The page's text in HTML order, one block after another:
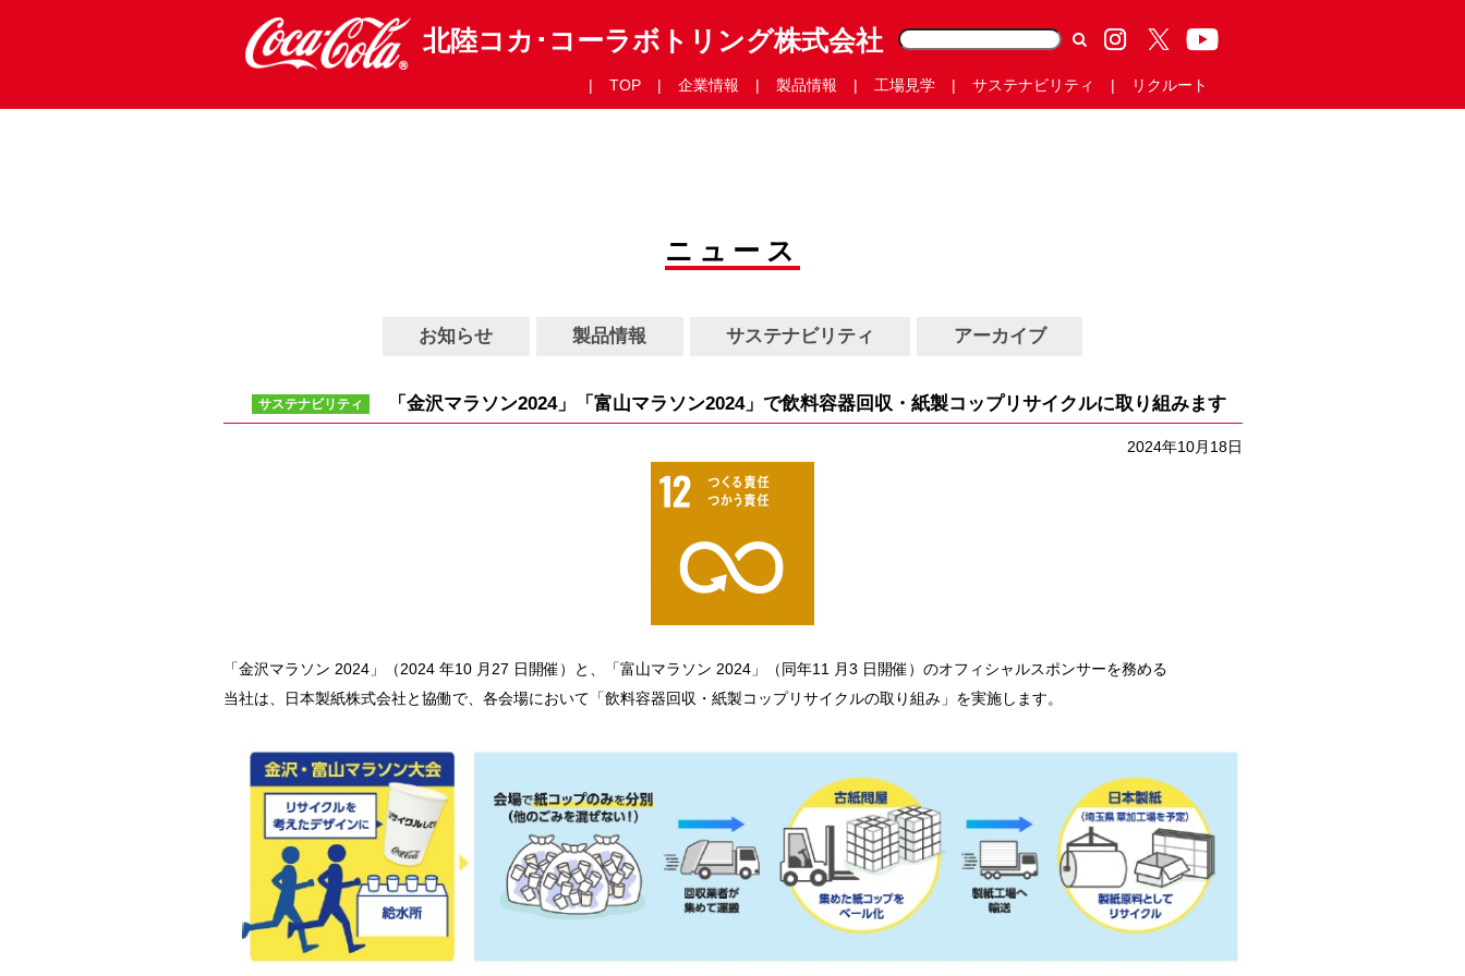
北陸コカ･コーラボトリング株式会社
TOP 企業情報 製品情報 工場見学 サステナビリティ リクルート
ニュース
お知らせ 製品情報 サステナビリティ アーカイブ
サステナビリティ 「金沢マラソン2024」「富山マラソン2024」で飲料容器回収・紙製コップリサイクルに取り組みます
2024年10月18日
「金沢マラソン 2024」（2024 年10 月27 日開催）と、「富山マラソン 2024」（同年11 月3 日開催）のオフィシャルスポンサーを務める
当社は、日本製紙株式会社と協働で、各会場において「飲料容器回収・紙製コップリサイクルの取り組み」を実施します。